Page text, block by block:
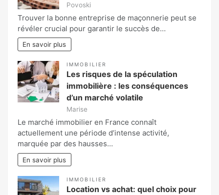
Povoski
Trouver la bonne entreprise de maçonnerie peut se
révéler crucial pour garantir le succès de…
En savoir plus
IMMOBILIER
Les risques de la spéculation
immobilière : les conséquences
d’un marché volatile
Marise
Le marché immobilier en France connaît
actuellement une période d’intense activité,
marquée par des hausses…
En savoir plus
IMMOBILIER
Location vs achat: quel choix pour